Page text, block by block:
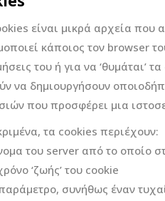
είναι μικρά αρχεία που
κάποιος τον browser
του ή για να ‘θυμάται’
να δημιουργήσουν
που προσφέρει μια
τα cookies περιέχουν:
του server από το οποίο
‘ζωής’ του cookie
συνήθως έναν